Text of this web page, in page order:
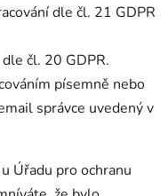
dle čl. 21 GDPR
čl. 20 GDPR.
písemně nebo
správce uvedený v
Úřadu pro ochranu